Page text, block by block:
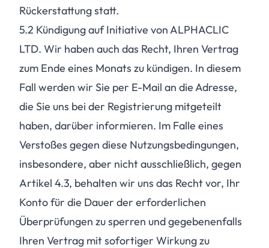
Rückerstattung statt.
5.2 Kündigung auf Initiative von ALPHACLIC
LTD. Wir haben auch das Recht, Ihren Vertrag
zum Ende eines Monats zu kündigen. In diesem
Fall werden wir Sie per E-Mail an die Adresse,
die Sie uns bei der Registrierung mitgeteilt
haben, darüber informieren. Im Falle eines
Verstoßes gegen diese Nutzungsbedingungen,
insbesondere, aber nicht ausschließlich, gegen
Artikel 4.3, behalten wir uns das Recht vor, Ihr
Konto für die Dauer der erforderlichen
Überprüfungen zu sperren und gegebenenfalls
Ihren Vertrag mit sofortiger Wirkung zu